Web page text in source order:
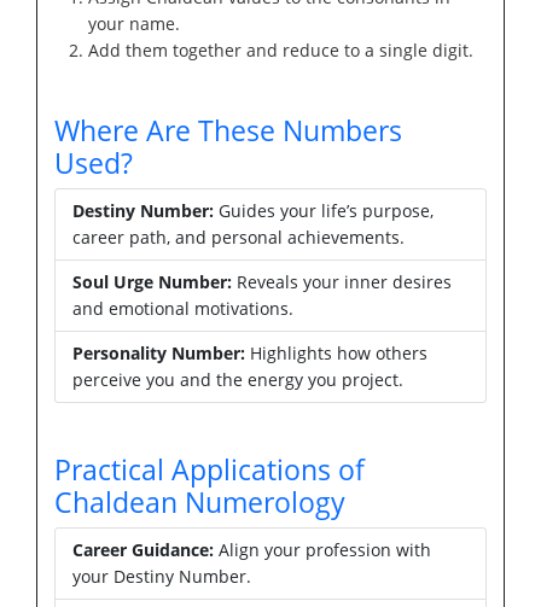
your name.
Add them together and reduce to a single digit.
Where Are These Numbers
Used?
Destiny Number: Guides your life’s purpose,
career path, and personal achievements.
Soul Urge Number: Reveals your inner desires
and emotional motivations.
Personality Number: Highlights how others
perceive you and the energy you project.
Practical Applications of
Chaldean Numerology
Career Guidance: Align your profession with
your Destiny Number.